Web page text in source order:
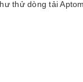
thử dòng tải